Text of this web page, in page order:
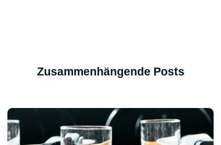
Zusammenhängende Posts